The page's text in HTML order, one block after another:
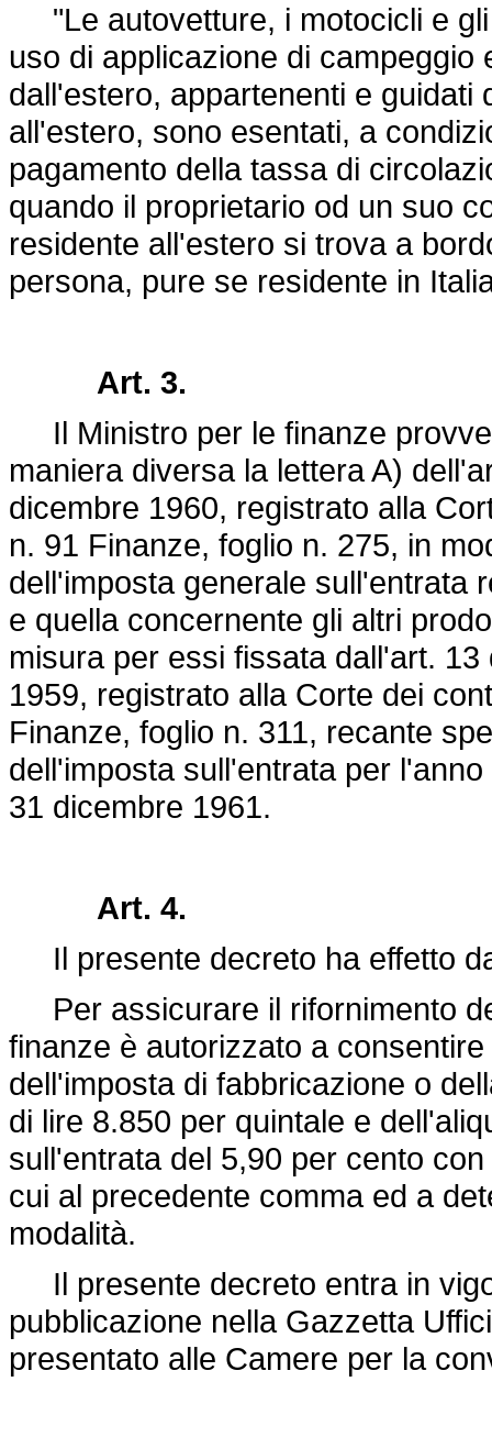
"Le autovetture, i motocicli e
uso di applicazione di
dall'estero, appartenenti e
all'estero, sono esentati, a
pagamento della tassa di
quando il proprietario od un suo
residente all'estero si trova a
persona, pure se residente in
Art. 3.
Il Ministro per le finanze
maniera diversa la lettera A)
dicembre 1960, registrato alla
n. 91 Finanze, foglio n. 275, in
dell'imposta generale sull'entrata
e quella concernente gli altri
misura per essi fissata dall'art.
1959, registrato alla Corte dei
Finanze, foglio n. 311, recante
dell'imposta sull'entrata per
31 dicembre 1961.
Art. 4.
Il presente decreto ha effetto
Per assicurare il rifornimento
finanze è autorizzato a
dell'imposta di fabbricazione o
di lire 8.850 per quintale e
sull'entrata del 5,90 per cento
cui al precedente comma ed a
modalità.
Il presente decreto entra in
pubblicazione nella Gazzetta
presentato alle Camere per la